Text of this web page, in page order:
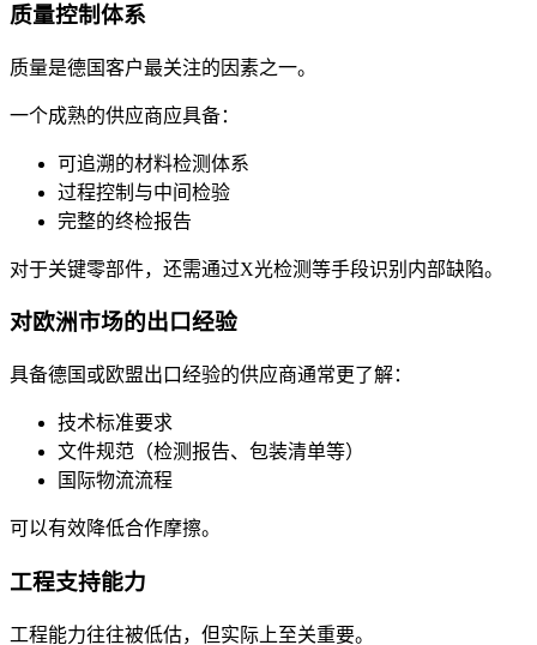
质量控制体系
质量是德国客户最关注的因素之一。
一个成熟的供应商应具备：
可追溯的材料检测体系
过程控制与中间检验
完整的终检报告
对于关键零部件，还需通过X光检测等手段识别内部缺陷。
对欧洲市场的出口经验
具备德国或欧盟出口经验的供应商通常更了解：
技术标准要求
文件规范（检测报告、包装清单等）
国际物流流程
可以有效降低合作摩擦。
工程支持能力
工程能力往往被低估，但实际上至关重要。